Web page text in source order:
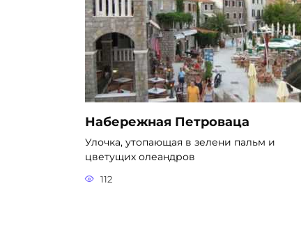
Набережная Петроваца
Улочка, утопающая в зелени пальм и
цветущих олеандров
112